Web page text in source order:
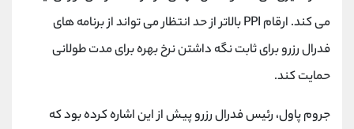
می کند. ارقام PPI بالاتر از حد انتظار می تواند از برنامه های
فدرال رزرو برای ثابت نگه داشتن نرخ بهره برای مدت طولانی
حمایت کند.
جروم پاول، رئیس فدرال رزرو پیش از این اشاره کرده بود که